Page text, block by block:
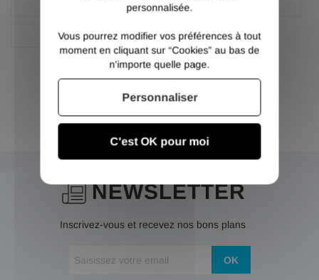
Plat
NEWSLETTER
Inscrivez-vous et recevez nos bons plans
OK
personnalisée.
Vous pourrez modifier vos préférences à tout
moment en cliquant sur “Cookies” au bas de
n'importe quelle page.
C'est OK pour moi
Personnaliser